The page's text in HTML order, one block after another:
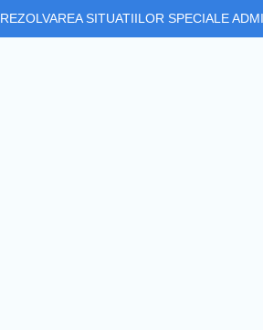
REZOLVAREA SITUATIILOR SPECIALE